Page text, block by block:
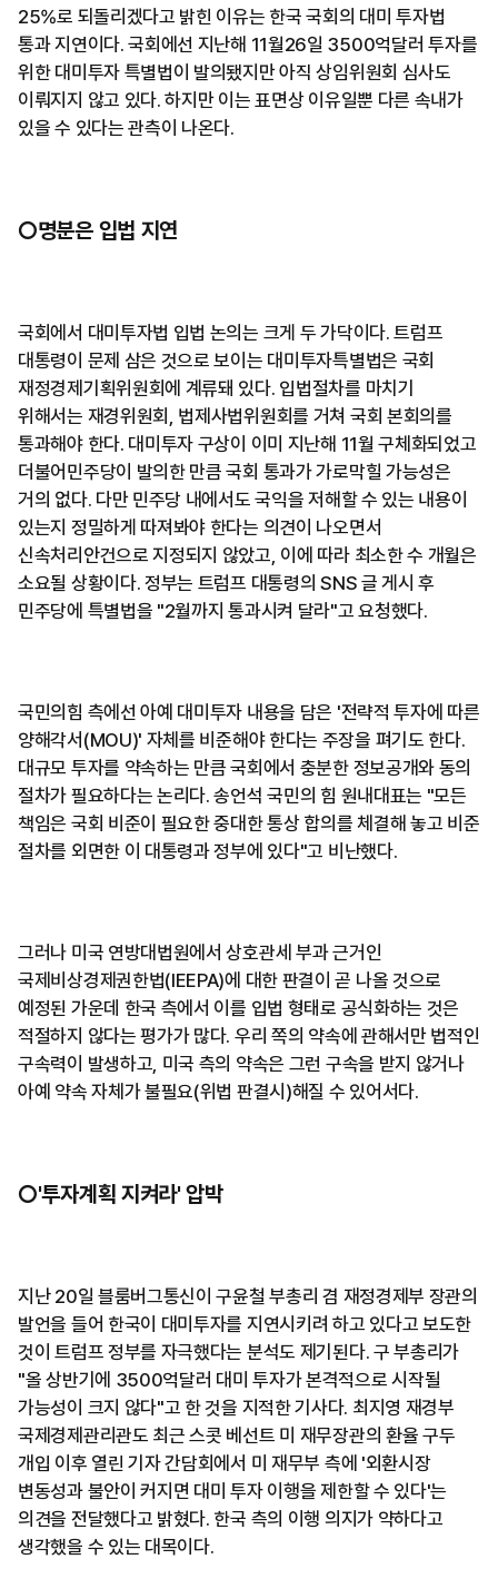
25%로 되돌리겠다고 밝힌 이유는 한국 국회의 대미 투자법
통과 지연이다. 국회에선 지난해 11월26일 3500억달러 투자를
위한 대미투자 특별법이 발의됐지만 아직 상임위원회 심사도
이뤄지지 않고 있다. 하지만 이는 표면상 이유일뿐 다른 속내가
있을 수 있다는 관측이 나온다.
○명분은 입법 지연
국회에서 대미투자법 입법 논의는 크게 두 가닥이다. 트럼프
대통령이 문제 삼은 것으로 보이는 대미투자특별법은 국회
재정경제기획위원회에 계류돼 있다. 입법절차를 마치기
위해서는 재경위원회, 법제사법위원회를 거쳐 국회 본회의를
통과해야 한다. 대미투자 구상이 이미 지난해 11월 구체화되었고
더불어민주당이 발의한 만큼 국회 통과가 가로막힐 가능성은
거의 없다. 다만 민주당 내에서도 국익을 저해할 수 있는 내용이
있는지 정밀하게 따져봐야 한다는 의견이 나오면서
신속처리안건으로 지정되지 않았고, 이에 따라 최소한 수 개월은
소요될 상황이다. 정부는 트럼프 대통령의 SNS 글 게시 후
민주당에 특별법을 "2월까지 통과시켜 달라"고 요청했다.
국민의힘 측에선 아예 대미투자 내용을 담은 '전략적 투자에 따른
양해각서(MOU)' 자체를 비준해야 한다는 주장을 펴기도 한다.
대규모 투자를 약속하는 만큼 국회에서 충분한 정보공개와 동의
절차가 필요하다는 논리다. 송언석 국민의 힘 원내대표는 "모든
책임은 국회 비준이 필요한 중대한 통상 합의를 체결해 놓고 비준
절차를 외면한 이 대통령과 정부에 있다"고 비난했다.
그러나 미국 연방대법원에서 상호관세 부과 근거인
국제비상경제권한법(IEEPA)에 대한 판결이 곧 나올 것으로
예정된 가운데 한국 측에서 이를 입법 형태로 공식화하는 것은
적절하지 않다는 평가가 많다. 우리 쪽의 약속에 관해서만 법적인
구속력이 발생하고, 미국 측의 약속은 그런 구속을 받지 않거나
아예 약속 자체가 불필요(위법 판결시)해질 수 있어서다.
○'투자계획 지켜라' 압박
지난 20일 블룸버그통신이 구윤철 부총리 겸 재정경제부 장관의
발언을 들어 한국이 대미투자를 지연시키려 하고 있다고 보도한
것이 트럼프 정부를 자극했다는 분석도 제기된다. 구 부총리가
"올 상반기에 3500억달러 대미 투자가 본격적으로 시작될
가능성이 크지 않다"고 한 것을 지적한 기사다. 최지영 재경부
국제경제관리관도 최근 스콧 베선트 미 재무장관의 환율 구두
개입 이후 열린 기자 간담회에서 미 재무부 측에 '외환시장
변동성과 불안이 커지면 대미 투자 이행을 제한할 수 있다'는
의견을 전달했다고 밝혔다. 한국 측의 이행 의지가 약하다고
생각했을 수 있는 대목이다.